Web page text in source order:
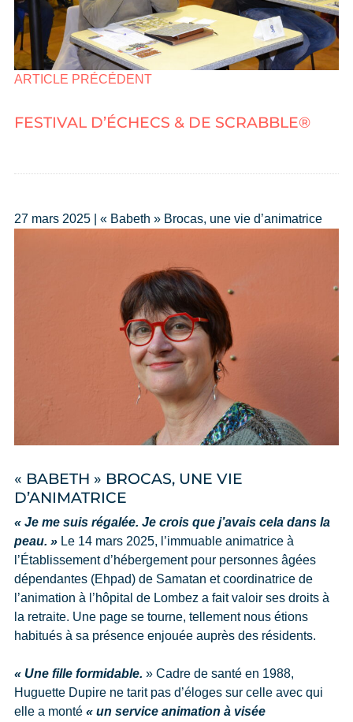
ARTICLE PRÉCÉDENT
FESTIVAL D’ÉCHECS & DE SCRABBLE®
27 mars 2025 | « Babeth » Brocas, une vie d’animatrice
« BABETH » BROCAS, UNE VIE
D’ANIMATRICE
« Je me suis régalée. Je crois que j’avais cela dans la
peau. »Le 14 mars 2025, l’immuable animatrice à
l’Établissement d’hébergement pour personnes âgées
dépendantes (Ehpad) de Samatan et coordinatrice de
l’animation à l’hôpital de Lombez a fait valoir ses droits à
la retraite. Une page se tourne, tellement nous étions
habitués à sa présence enjouée auprès des résidents.
« Une fille formidable. » Cadre de santé en 1988,
Huguette Dupire ne tarit pas d’éloges sur celle avec qui
elle a monté « un service animation à visée